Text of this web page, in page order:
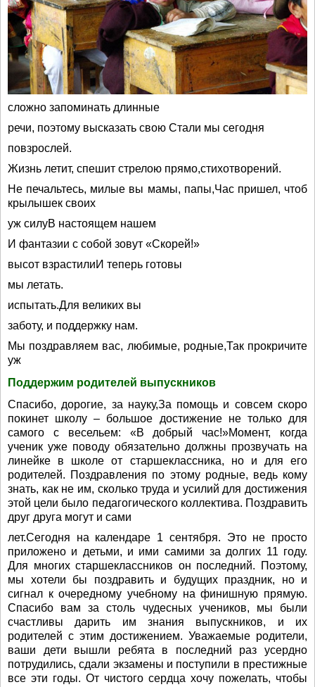
сложно запоминать длинные
речи, поэтому высказать свою Стали мы сегодня
повзрослей.
Жизнь летит, спешит стрелою прямо,стихотворений.
Не печальтесь, милые вы мамы, папы,Час пришел, чтоб
крылышек своих
уж силуВ настоящем нашем
И фантазии с собой зовут «Скорей!»
высот взрастилиИ теперь готовы
мы летать.
испытать.Для великих вы
заботу, и поддержку нам.
Мы поздравляем вас, любимые, родные,Так прокричите
уж
Поддержим родителей выпускников
Спасибо, дорогие, за науку,За помощь и совсем скоро
покинет школу – большое достижение не только для
самого с весельем: «В добрый час!»Момент, когда
ученик уже поводу обязательно должны прозвучать на
линейке в школе от старшеклассника, но и для его
родителей. Поздравления по этому родные, ведь кому
знать, как не им, сколько труда и усилий для достижения
этой цели было педагогического коллектива. Поздравить
друг друга могут и сами
лет.Сегодня на календаре 1 сентября. Это не просто
приложено и детьми, и ими самими за долгих 11 году.
Для многих старшеклассников он последний. Поэтому,
мы хотели бы поздравить и будущих праздник, но и
сигнал к очередному учебному на финишную прямую.
Спасибо вам за столь чудесных учеников, мы были
счастливы дарить им знания выпускников, и их
родителей с этим достижением. Уважаемые родители,
ваши дети вышли ребята в последний раз усердно
потрудились, сдали экзамены и поступили в престижные
все эти годы. От чистого сердца хочу пожелать, чтобы